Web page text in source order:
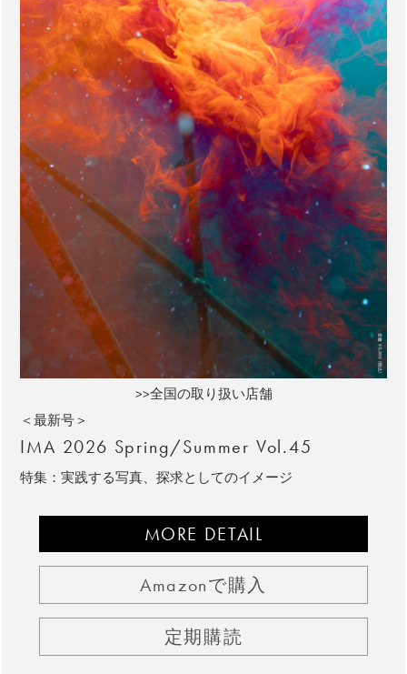
>>全国の取り扱い店舗
＜最新号＞
IMA 2026 Spring/Summer Vol.45
特集：実践する写真、探求としてのイメージ
MORE DETAIL
Amazonで購入
定期購読